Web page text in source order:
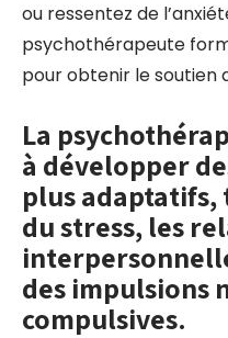
ou ressentez de
psychothérapeute
pour obtenir le soutien
La
à développer
plus adaptatifs,
du stress, les
des impulsions
compulsives.